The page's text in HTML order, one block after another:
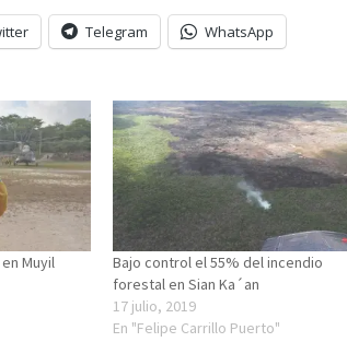
Telegram WhatsApp
Muyil
Bajo control el 55% del incendio
forestal en Sian Ka´an
17 julio, 2019
En "Felipe Carrillo Puerto"